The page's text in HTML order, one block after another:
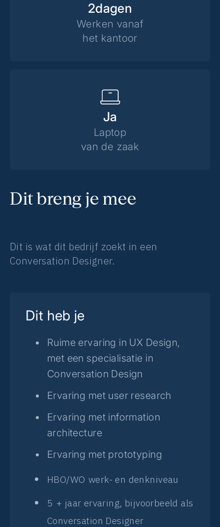
2dagen
Werken vanaf
het kantoor
Ja
Laptop
van de zaak
Dit breng je mee
Dit is wat dit bedrijf zoekt in een
Conversation Designer.
Dit heb je
Ruime ervaring in UX Design,
met een specialisatie in
Conversation Design
Ervaring met user research
Ervaring met information
architecture
Ervaring met prototyping
HBO/WO werk- en denkniveau
5 + jaar ervaring, bijvoorbeeld als
Conversation Designer